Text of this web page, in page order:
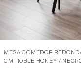
MESA COMEDOR
CM ROBLE HONEY /